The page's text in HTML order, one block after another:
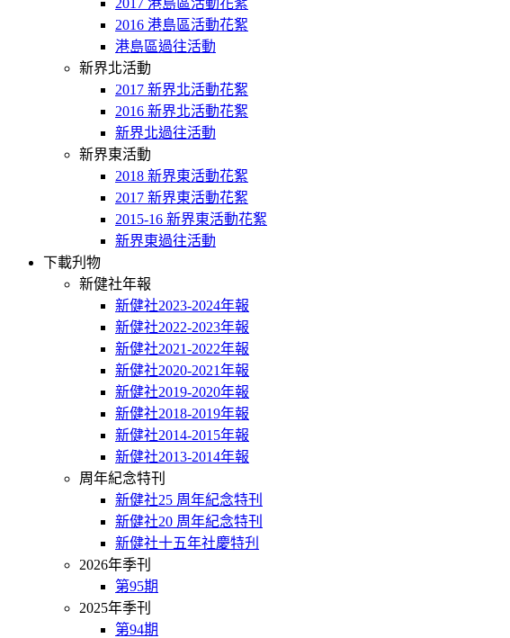
2017 港島區活動花絮
2016 港島區活動花絮
港島區過往活動
新界北活動
2017 新界北活動花絮
2016 新界北活動花絮
新界北過往活動
新界東活動
2018 新界東活動花絮
2017 新界東活動花絮
2015-16 新界東活動花絮
新界東過往活動
下載刋物
新健社年報
新健社2023-2024年報
新健社2022-2023年報
新健社2021-2022年報
新健社2020-2021年報
新健社2019-2020年報
新健社2018-2019年報
新健社2014-2015年報
新健社2013-2014年報
周年紀念特刊
新健社25 周年紀念特刊
新健社20 周年紀念特刊
新健社十五年社慶特刋
2026年季刊
第95期
2025年季刊
第94期